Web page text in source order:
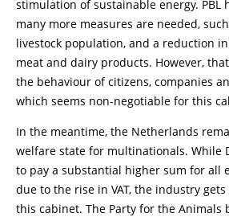
stimulation of sustainable energy. PBL
many more measures are needed,
livestock population, and a reduction
meat and dairy products. However,
the behaviour of citizens, companies
which seems non-negotiable for this
In the meantime, the Netherlands
welfare state for multinationals. While
to pay a substantial higher sum for all
due to the rise in VAT, the industry
this cabinet. The Party for the Animals